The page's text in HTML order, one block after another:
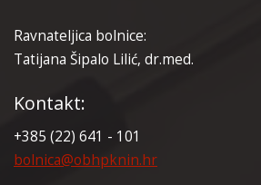
Ravnateljica bolnice:
Tatijana Šipalo Lilić, dr.med.
Kontakt:
+385 (22) 641 - 101
bolnica@obhpknin.hr